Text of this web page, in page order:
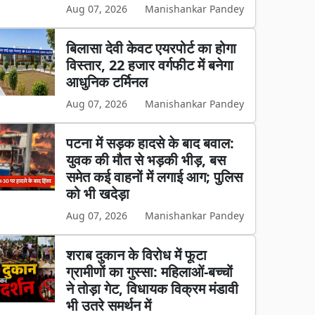
Aug 07, 2026 Manishankar Pandey
बिलासा देवी केवट एयरपोर्ट का होगा
विस्तार, 22 हजार वर्गफीट में बनेगा
आधुनिक टर्मिनल
Aug 07, 2026 Manishankar Pandey
पटना में सड़क हादसे के बाद बवाल:
युवक की मौत से भड़की भीड़, बस
समेत कई वाहनों में लगाई आग; पुलिस
को भी खदेड़ा
Aug 07, 2026 Manishankar Pandey
शराब दुकान के विरोध में फूटा
ग्रामीणों का गुस्सा: महिलाओं-बच्चों
ने तोड़ा गेट, विधायक विक्रम मंडावी
भी उतरे समर्थन में